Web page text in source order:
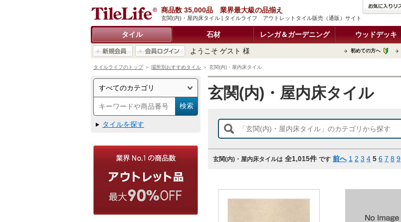
玄関(内)・屋内床タイル | タイルライフ アウトレットタイル販売（通販）サイト
商品数 35,000品 業界最大級の品揃え
タイル 石材 レンガ＆ガーデニング ウッドデッキ
ようこそ ゲスト 様 初めての方へ
タイルライフのトップ＞ 場所別おすすめタイル ＞ 玄関(内)・屋内床タイル
タイルを探す
玄関(内)・屋内床タイル
玄関(内)・屋内床タイルは 全1,015件 です 前へ 1 2 3 4 5 6 7 8 9